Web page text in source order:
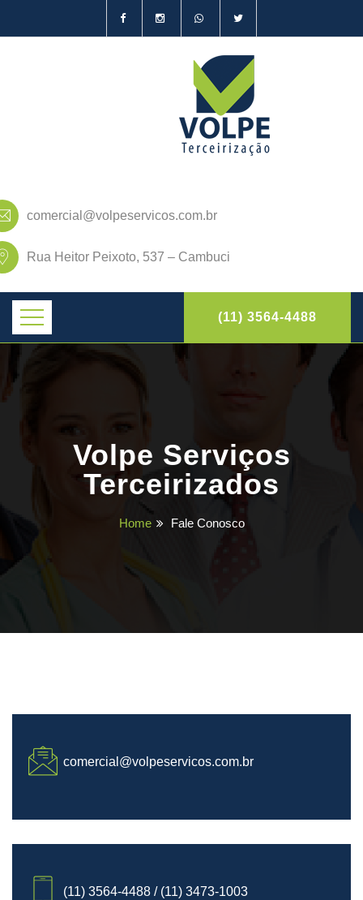
comercial@volpeservicos.com.br
Rua Heitor Peixoto, 537 – Cambuci
(11) 3564-4488
Volpe Serviços
Terceirizados
Home Fale Conosco
comercial@volpeservicos.com.br
(11) 3564-4488 / (11) 3473-1003